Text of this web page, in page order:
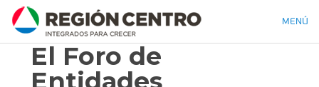
MENÚ
El Foro de